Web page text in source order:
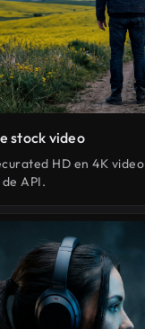
stock video
HD en 4K
API.